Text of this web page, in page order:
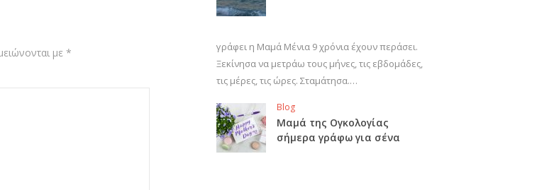
με *
γράφει η Μαμά Μένια 9 χρόνια έχουν περάσει.
Ξεκίνησα να μετράω τους μήνες, τις εβδομάδες,
τις μέρες, τις ώρες. Σταμάτησα.…
Blog
Μαμά της Ογκολογίας
σήμερα γράφω για σένα